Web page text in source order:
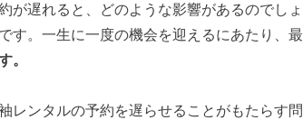
が遅れると、どのような影響があるのでし
す。一生に一度の機会を迎えるにあたり、
。
レンタルの予約を遅らせることがもたらす